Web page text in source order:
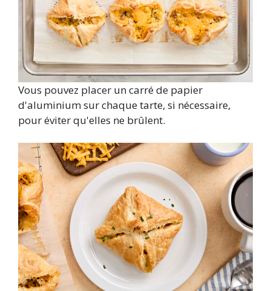
Vous pouvez placer un carré de papier
d'aluminium sur chaque tarte, si nécessaire,
pour éviter qu'elles ne brûlent.